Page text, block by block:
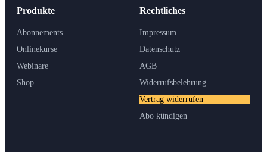
Produkte
Abonnements
Onlinekurse
Webinare
Shop
Rechtliches
Impressum
Datenschutz
AGB
Widerrufsbelehrung
Vertrag widerrufen
Abo kündigen